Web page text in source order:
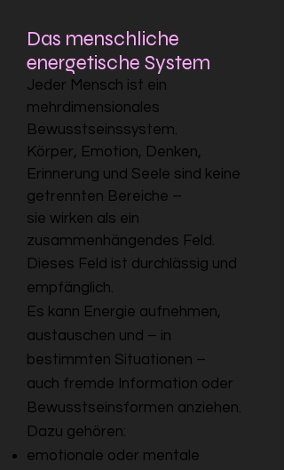
Das menschliche
energetische System
Jeder Mensch ist ein
mehrdimensionales
Bewusstseinssystem.
Körper, Emotion, Denken,
Erinnerung und Seele sind keine
getrennten Bereiche –
sie wirken als ein
zusammenhängendes Feld.
Dieses Feld ist durchlässig und
empfänglich.
Es kann Energie aufnehmen,
austauschen und – in
bestimmten Situationen –
auch fremde Information oder
Bewusstseinsformen anziehen.
Dazu gehören:
emotionale oder mentale